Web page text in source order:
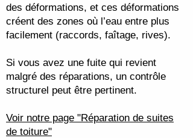
des déformations, et ces déformations
créent des zones où l’eau entre plus
facilement (raccords, faîtage, rives).
Si vous avez une fuite qui revient
malgré des réparations, un contrôle
structurel peut être pertinent.
Voir notre page "Réparation de suites
de toiture"